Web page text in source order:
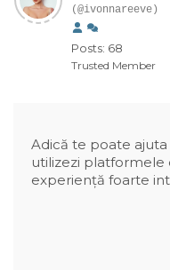
(@ivonnareeve)
Posts: 68
Trusted Member
Adică te poate ajuta
utilizezi platformele
experiență foarte